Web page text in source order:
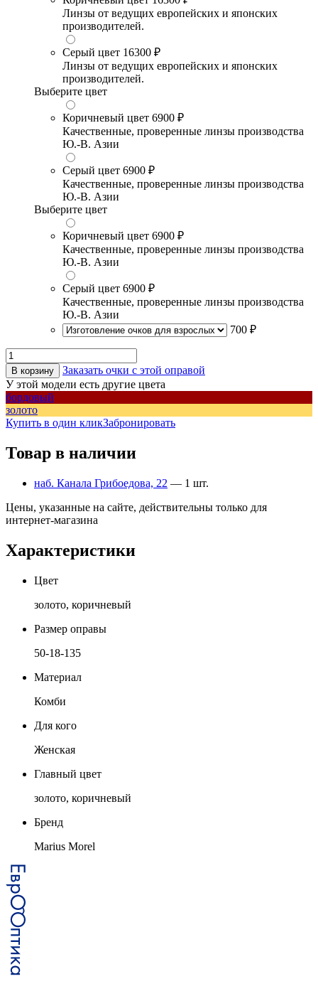
Линзы от ведущих европейских и японских
производителей.
Серый цвет 16300 ₽
Линзы от ведущих европейских и японских
производителей.
Выберите цвет
Коричневый цвет 6900 ₽
Качественные, проверенные линзы производства
Ю.-В. Азии
Серый цвет 6900 ₽
Качественные, проверенные линзы производства
Ю.-В. Азии
Выберите цвет
Коричневый цвет 6900 ₽
Качественные, проверенные линзы производства
Ю.-В. Азии
Серый цвет 6900 ₽
Качественные, проверенные линзы производства
Ю.-В. Азии
700 ₽
В корзину
Заказать очки с этой оправой
У этой модели есть другие цвета
бордовый
золото
Купить в один кликЗабронировать
Товар в наличии
наб. Канала Грибоедова, 22 — 1 шт.
Цены, указанные на сайте, действительны только для
интернет-магазина
Характеристики
Цвет
золото, коричневый
Размер оправы
50-18-135
Материал
Комби
Для кого
Женская
Главный цвет
золото, коричневый
Бренд
Marius Morel